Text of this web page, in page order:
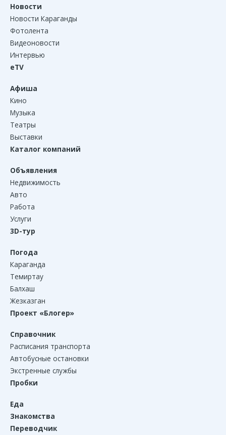
Новости
Новости Караганды
Фотолента
Видеоновости
Интервью
eTV
Афиша
Кино
Музыка
Театры
Выставки
Каталог компаний
Объявления
Недвижимость
Авто
Работа
Услуги
3D-тур
Погода
Караганда
Темиртау
Балхаш
Жезказган
Проект «Блогер»
Справочник
Расписания транспорта
Автобусные остановки
Экстренные службы
Пробки
Еда
Знакомства
Переводчик